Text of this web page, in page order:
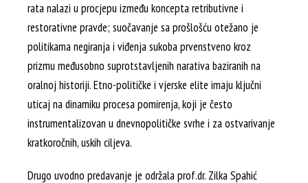
rata nalazi u procjepu između koncepta retributivne i
restorativne pravde; suočavanje sa prošlošću otežano je
politikama negiranja i viđenja sukoba prvenstveno kroz
prizmu međusobno suprotstavljenih narativa baziranih na
oralnoj historiji. Etno-političke i vjerske elite imaju ključni
uticaj na dinamiku procesa pomirenja, koji je često
instrumentalizovan u dnevnopolitičke svrhe i za ostvarivanje
kratkoročnih, uskih ciljeva.
Drugo uvodno predavanje je održala prof.dr. Zilka Spahić